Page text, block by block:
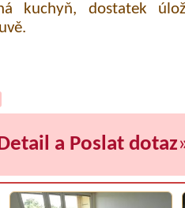
kuchyň, dostatek
a Poslat dotaz